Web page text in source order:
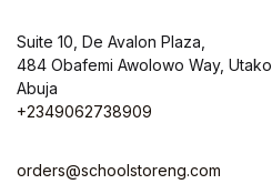
Suite 10, De Avalon Plaza,
484 Obafemi Awolowo Way, Utako,
Abuja
+2349062738909
orders@schoolstoreng.com